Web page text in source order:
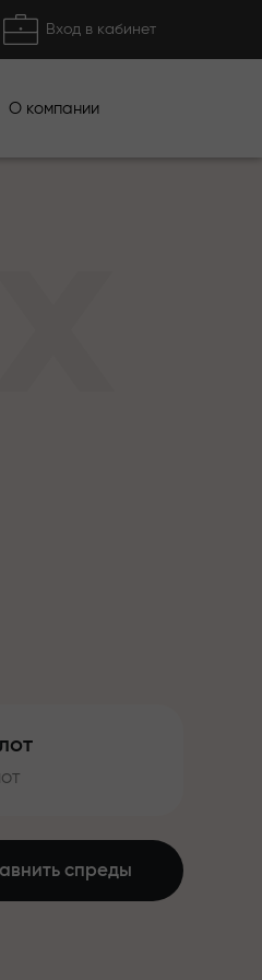
Вход в кабинет
О компании
спреды